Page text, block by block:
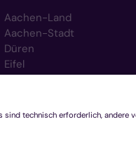
Aachen-Land
Aachen-Stadt
Düren
Eifel
Heinsberg
Krefeld